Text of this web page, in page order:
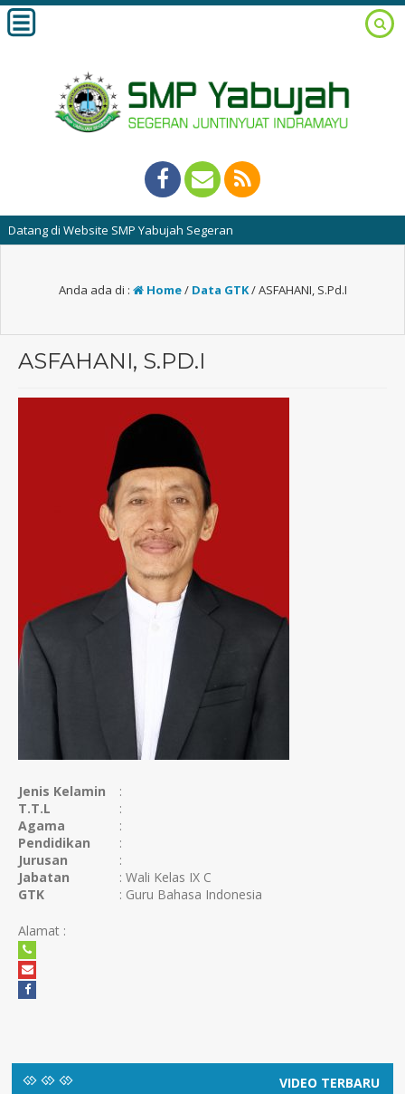
di Website SMP Yabujah Segeran
Anda ada di : Home/ Data GTK/ASFAHANI, S.Pd.I
ASFAHANI, S.PD.I
Jenis Kelamin
:
T.T.L
:
Agama
:
Pendidikan
:
Jurusan
:
Jabatan
: Wali Kelas IX C
GTK
: Guru Bahasa Indonesia
Alamat :
VIDEO TERBARU